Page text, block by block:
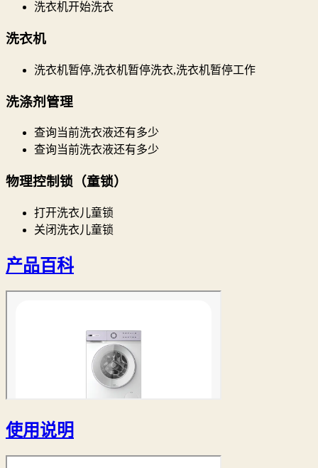
洗衣机开始洗衣
洗衣机
洗衣机暂停,洗衣机暂停洗衣,洗衣机暂停工作
洗涤剂管理
查询当前洗衣液还有多少
查询当前洗衣液还有多少
物理控制锁（童锁）
打开洗衣儿童锁
关闭洗衣儿童锁
产品百科
使用说明